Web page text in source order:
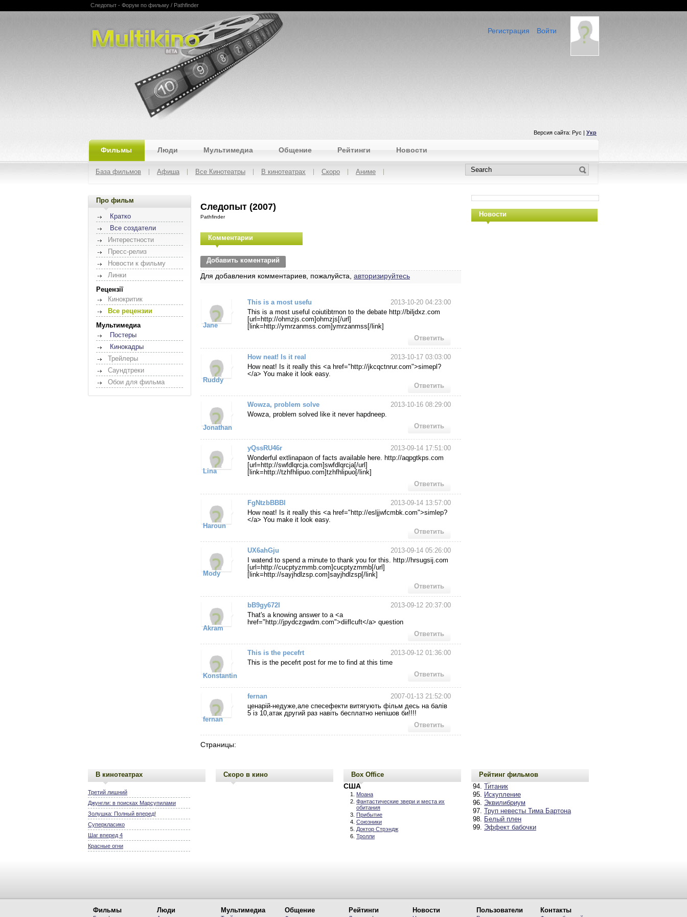
Multikino
Следопыт - Форум по фильму / Pathfinder
Войти
Регистрация
Версия сайта: Рус | Укр
Фильмы Люди Мультимедиа Общение Рейтинги Новости
База фильмов Афиша Все Кинотеатры В кинотеатрах Скоро Аниме
Про фильм
Кратко
Все создатели
Интерестности
Пресс-релиз
Новости к фильму
Линки
Рецензії
Кинокритик
Все рецензии
Мультимедиа
Постеры
Кинокадры
Трейлеры
Саундтреки
Обои для фильма
Следопыт (2007)
Pathfinder
Комментарии
Добавить коментарий
Для добавления комментариев, пожалуйста, авторизируйтесь
Jane
This is a most usefu
2013-10-20 04:23:00
This is a most useful coiutibtrnon to the debate http://biljdxz.com
[url=http://ohmzjs.com]ohmzjs[/url]
[link=http://ymrzanmss.com]ymrzanmss[/link]
Ответить
Ruddy
How neat! Is it real
2013-10-17 03:03:00
How neat! Is it really this <a href="http://jkcqctnrur.com">simepl?
</a> You make it look easy.
Ответить
Jonathan
Wowza, problem solve
2013-10-16 08:29:00
Wowza, problem solved like it never hapdneep.
Ответить
Lina
yQssRU46r
2013-09-14 17:51:00
Wonderful extlinapaon of facts available here. http://aqpgtkps.com
[url=http://swfdlqrcja.com]swfdlqrcja[/url]
[link=http://tzhfhlipuo.com]tzhfhlipuo[/link]
Ответить
Haroun
FgNtzbBBBl
2013-09-14 13:57:00
How neat! Is it really this <a href="http://esljjwfcmbk.com">simlep?
</a> You make it look easy.
Ответить
Mody
UX6ahGju
2013-09-14 05:26:00
I watend to spend a minute to thank you for this. http://hrsugsij.com
[url=http://cucptyzmmb.com]cucptyzmmb[/url]
[link=http://sayjhdlzsp.com]sayjhdlzsp[/link]
Ответить
Akram
bB9gy672I
2013-09-12 20:37:00
That's a knowing answer to a <a
href="http://jpydczgwdm.com">diiflcuft</a> question
Ответить
Konstantin
This is the pecefrt
2013-09-12 01:36:00
This is the pecefrt post for me to find at this time
Ответить
fernan
fernan
2007-01-13 21:52:00
ценарій-недуже,але спесефекти витягують фільм десь на балів
5 із 10,атак другий раз навіть бесплатно непішов би!!!!
Ответить
Страницы:
Новости
В кинотеатрах
Третий лишний
Джунгли: в поисках Марсупилами
Золушка: Полный вперед!
Суперкласико
Шаг вперед 4
Красные огни
Скоро в кино Box Office
США
Моана
Фантастические звери и места их
обитания
Прибытие
Союзники
Доктор Стрэндж
Тролли
Рейтинг фильмов
Титаник
Искупление
Эквилибриум
Труп невесты Тима Бартона
Белый плен
Эффект бабочки
Фильмы Люди Мультимедиа Общение Рейтинги Новости Пользователи Контакты